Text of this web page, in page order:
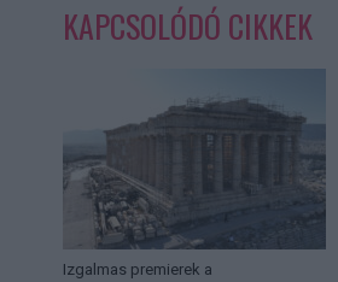
KAPCSOLÓDÓ CIKKEK
Izgalmas premierek a